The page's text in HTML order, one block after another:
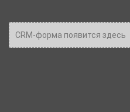
CRM-форма появится здесь